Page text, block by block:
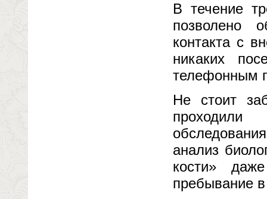
В течение
позволено
контакта с
никаких
телефонным
Не стоит
анализ
кости»
пребывание